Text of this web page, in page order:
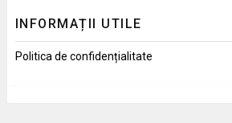
INFORMAȚII UTILE
Politica de confidențialitate